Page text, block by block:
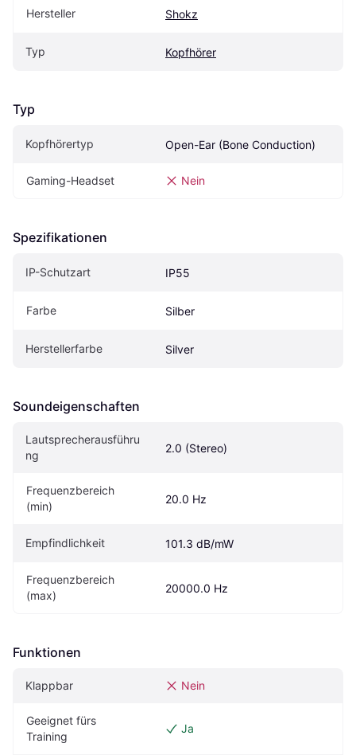
Hersteller Shokz
Typ Kopfhörer
Typ
Kopfhörertyp Open-Ear (Bone Conduction)
Gaming-Headset Nein
Spezifikationen
IP-Schutzart IP55
Farbe Silber
Herstellerfarbe Silver
Soundeigen­schaften
Lautsprecherausführu
ng
2.0 (Stereo)
Frequenzbereich
(min)
20.0 Hz
Empfindlichkeit 101.3 dB/mW
Frequenzbereich
(max)
20000.0 Hz
Funktionen
Klappbar Nein
Geeignet fürs
Training
Ja